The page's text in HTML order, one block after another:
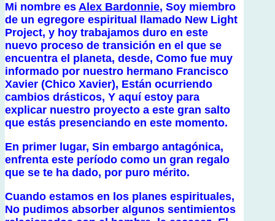
Mi nombre es Alex Bardonnie, Soy miembro
de un egregore espiritual llamado New Light
Project, y hoy trabajamos duro en este
nuevo proceso de transición en el que se
encuentra el planeta, desde, Como fue muy
informado por nuestro hermano Francisco
Xavier (Chico Xavier), Están ocurriendo
cambios drásticos, Y aquí estoy para
explicar nuestro proyecto a este gran salto
que estás presenciando en este momento.
En primer lugar, Sin embargo antagónica,
enfrenta este período como un gran regalo
que se te ha dado, por puro mérito.
Cuando estamos en los planes espirituales,
No pudimos absorber algunos sentimientos